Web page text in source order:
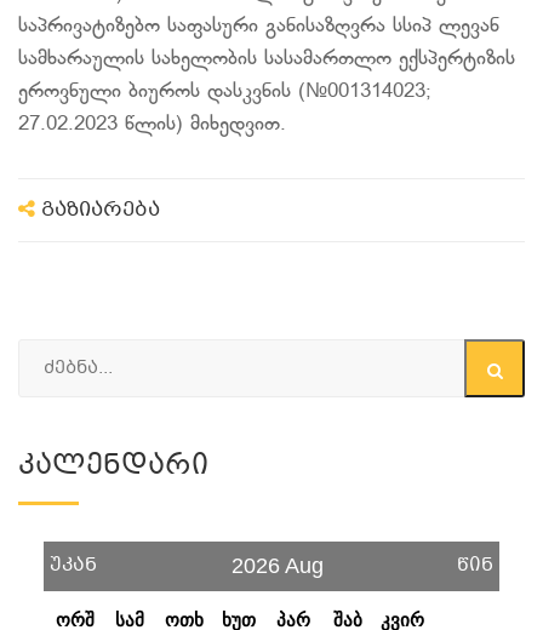
საპრივატიზებო საფასური განისაზღვრა სსიპ ლევან
სამხარაულის სახელობის სასამართლო ექსპერტიზის
ეროვნული ბიუროს დასკვნის (№001314023;
27.02.2023 წლის) მიხედვით.
გაზიარება
Კალენდარი
უკან 2026 Aug წინ
ორშ სამ ოთხ ხუთ პარ შაბ კვირ